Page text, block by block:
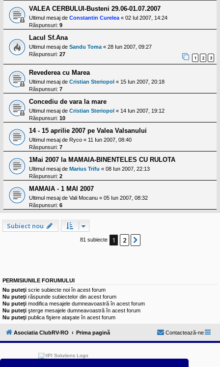
VALEA CERBULUI-Busteni 29.06-01.07.2007
Ultimul mesaj de Constantin Curelea « 02 Iul 2007, 14:24
Răspunsuri: 9
Lacul Sf.Ana
Ultimul mesaj de Sandu Toma « 28 Iun 2007, 09:27
Răspunsuri: 27
1 2 3
Revederea cu Marea
Ultimul mesaj de Cristian Steriopol « 15 Iun 2007, 20:18
Răspunsuri: 7
Concediu de vara la mare
Ultimul mesaj de Cristian Steriopol « 14 Iun 2007, 19:12
Răspunsuri: 10
14 - 15 aprilie 2007 pe Valea Valsanului
Ultimul mesaj de Ryco « 11 Iun 2007, 08:40
Răspunsuri: 7
1Mai 2007 la MAMAIA-BINENTELES CU RULOTA
Ultimul mesaj de Marius Trifu « 08 Iun 2007, 22:13
Răspunsuri: 2
MAMAIA - 1 MAI 2007
Ultimul mesaj de Vali Mocanu « 05 Iun 2007, 08:32
Răspunsuri: 6
Subiect nou
81 subiecte 1 2
PERMISIUNILE FORUMULUI
Nu puteţi scrie subiecte noi în acest forum
Nu puteţi răspunde subiectelor din acest forum
Nu puteţi modifica mesajele dumneavoastră în acest forum
Nu puteţi şterge mesajele dumneavoastră în acest forum
Nu puteţi publica fişiere ataşate în acest forum
Asociatia ClubRV-RO Prima pagină Contactează-ne